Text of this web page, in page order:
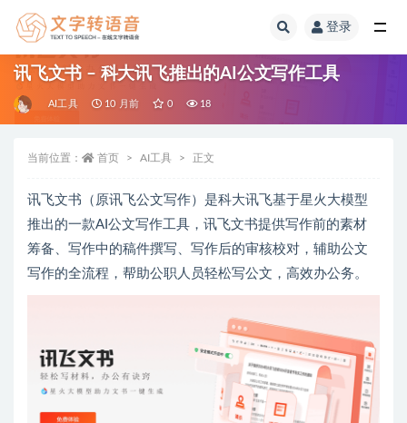
登录
讯飞文书 – 科大讯飞推出的AI公文写作工具
AI工具 10 月前 0 18
当前位置： 首页 AI工具 正文
讯飞文书（原讯飞公文写作）是科大讯飞基于星火大模型
推出的一款AI公文写作工具，讯飞文书提供写作前的素材
筹备、写作中的稿件撰写、写作后的审核校对，辅助公文
写作的全流程，帮助公职人员轻松写公文，高效办公务。